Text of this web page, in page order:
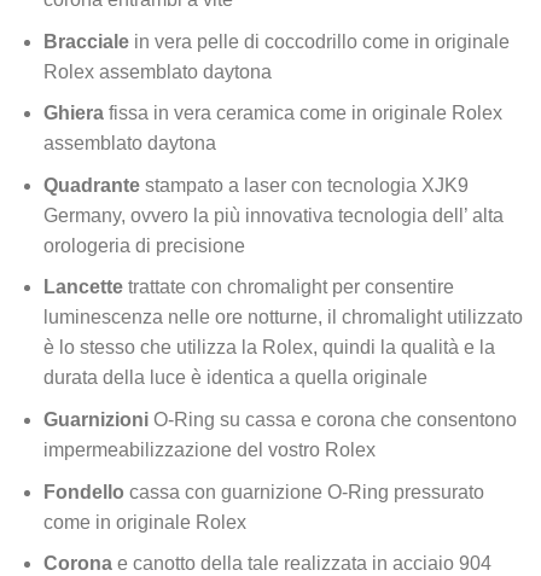
Braccialein vera pelle di coccodrillo come in originale
Rolex assemblato daytona
Ghierafissa in vera ceramica come in originale Rolex
assemblato daytona
Quadrantestampato a laser con tecnologia XJK9
Germany, ovvero la più innovativa tecnologia dell’ alta
orologeria di precisione
Lancettetrattate con chromalight per consentire
luminescenza nelle ore notturne, il chromalight utilizzato
è lo stesso che utilizza la Rolex, quindi la qualità e la
durata della luce è identica a quella originale
GuarnizioniO-Ring su cassa e corona che consentono
impermeabilizzazione del vostro Rolex
Fondello cassa con guarnizione O-Ring pressurato
come in originale Rolex
Coronae canotto della tale realizzata in acciaio 904